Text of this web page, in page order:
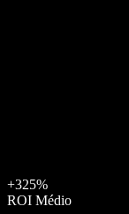
+325%
ROI Médio